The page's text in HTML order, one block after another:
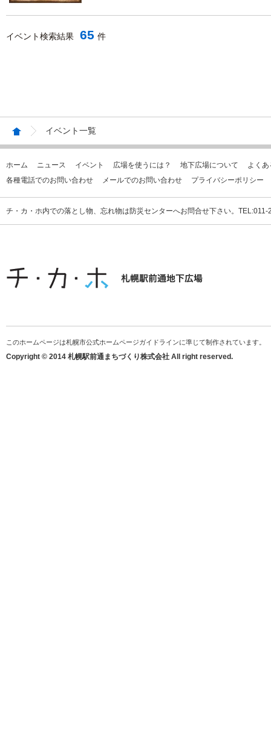
イベント検索結果 65 件
イベント一覧
ホーム ニュース イベント 広場を使うには？ 地下広場について
よく
各種電話でのお問い合わせ
メールでのお問い合わせ プライバシーポリシー
チ・カ・ホ内での落とし物、忘れ物は防災センターへお問合せ下さい。
このホームページは札幌市公式ホームページガイドラインに準じて制作されています。
Copyright © 2014 札幌駅前通まちづくり株式会社 All right reserved.